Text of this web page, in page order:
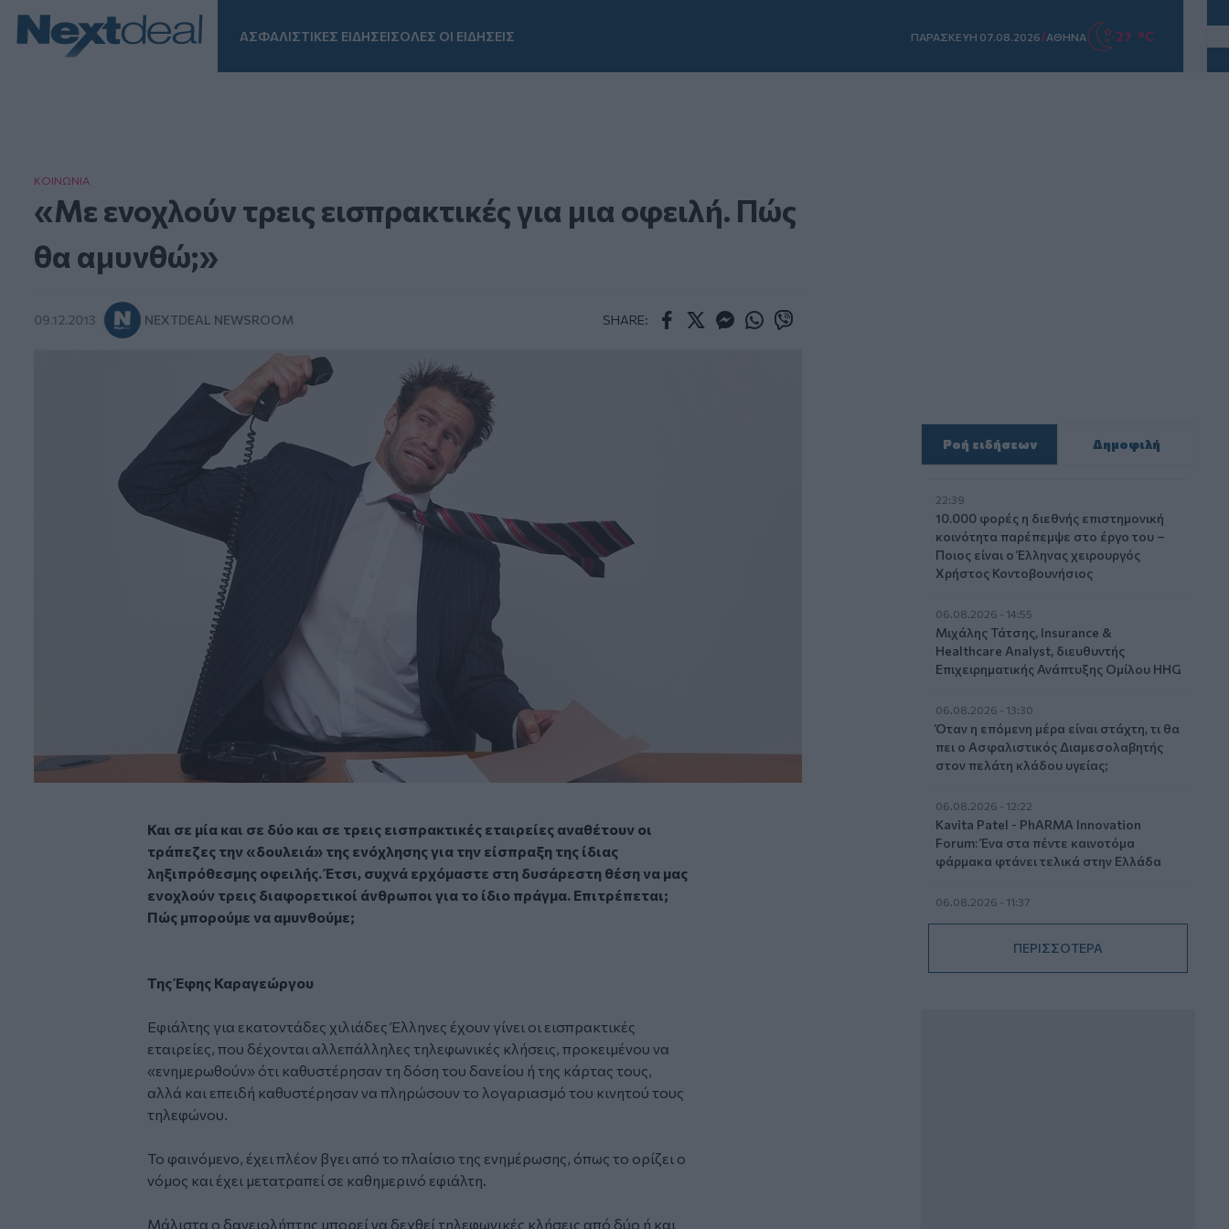
ΑΣΦΑΛΙΣΤΙΚΕΣ ΕΙΔΗΣΕΙΣΟΛΕΣ ΟΙ ΕΙΔΗΣΕΙΣ ΠΑΡΑΣΚΕΥΗ 07.08.2026/ΑΘΗΝΑ 27 °C
ΚΟΙΝΩΝΙΑ
«Με ενοχλούν τρεις εισπρακτικές για μια οφειλή. Πώς
θα αμυνθώ;»
09.12.2013 NEXTDEAL NEWSROOM SHARE:
Και σε μία και σε δύο και σε τρεις εισπρακτικές εταιρείες αναθέτουν οι
τράπεζες την «δουλειά» της ενόχλησης για την είσπραξη της ίδιας
ληξιπρόθεσμης οφειλής. Έτσι, συχνά ερχόμαστε στη δυσάρεστη θέση να μας
ενοχλούν τρεις διαφορετικοί άνθρωποι για το ίδιο πράγμα. Επιτρέπεται;
Πώς μπορούμε να αμυνθούμε;
Της Έφης Καραγεώργου
Εφιάλτης για εκατοντάδες χιλιάδες Έλληνες έχουν γίνει οι εισπρακτικές
εταιρείες, που δέχονται αλλεπάλληλες τηλεφωνικές κλήσεις, προκειμένου να
«ενημερωθούν» ότι καθυστέρησαν τη δόση του δανείου ή της κάρτας τους,
αλλά και επειδή καθυστέρησαν να πληρώσουν το λογαριασμό του κινητού τους
τηλεφώνου.
Το φαινόμενo, έχει πλέον βγει από το πλαίσιο της ενημέρωσης, όπως το ορίζει ο
νόμος και έχει μετατραπεί σε καθημερινό εφιάλτη.
Μάλιστα ο δανειολήπτης μπορεί να δεχθεί τηλεφωνικές κλήσεις από δύο ή και
Ροή ειδήσεων Δημοφιλή
22:39
10.000 φορές η διεθνής επιστημονική
κοινότητα παρέπεμψε στο έργο του –
Ποιος είναι ο Έλληνας χειρουργός
Χρήστος Κοντοβουνήσιος
06.08.2026 - 14:55
Μιχάλης Τάτσης, Insurance &
Healthcare Analyst, διευθυντής
Επιχειρηματικής Ανάπτυξης Ομίλου HHG
06.08.2026 - 13:30
Όταν η επόμενη μέρα είναι στάχτη, τι θα
πει ο Ασφαλιστικός Διαμεσολαβητής
στον πελάτη κλάδου υγείας;
06.08.2026 - 12:22
Kavita Patel - PhARMA Innovation
Forum: Ένα στα πέντε καινοτόμα
φάρμακα φτάνει τελικά στην Ελλάδα
06.08.2026 - 11:37
Μείωση ασφαλιστικών εισφορών
έμποροι από την Κυβέρνηση
ΠΕΡΙΣΣΟΤΕΡΑ